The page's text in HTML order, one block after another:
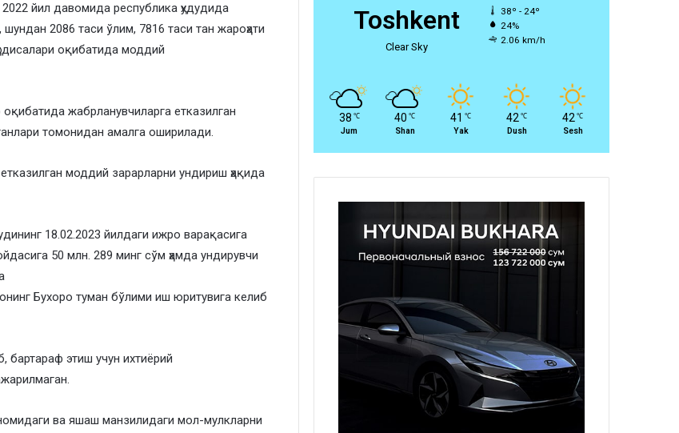
йил давомида республика ҳудудида
2086 таси ўлим, 7816 таси тан жароҳати
оқибатида моддий
жабрланувчиларга етказилган
томонидан амалга оширилади.
моддий зарарларни ундириш ҳақида
18.02.2023 йилдаги ижро варақасига
50 млн. 289 минг сўм ҳамда ундирувчи
Бухоро туман бўлими иш юритувига келиб
бартараф этиш учун ихтиёрий
ва яшаш манзилидаги мол-мулкларни
Toshkent
Clear Sky
38º - 24º
24%
2.06 km/h
38 ℃
Jum
40 ℃
Shan
41 ℃
Yak
42 ℃
Dush
42 ℃
Sesh